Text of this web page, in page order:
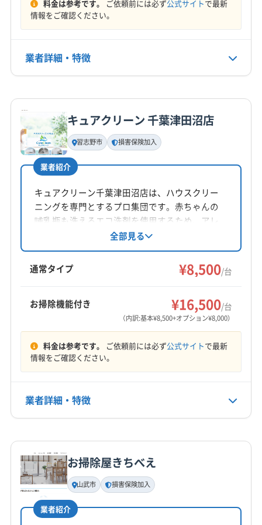
夷隅郡御宿町 夷隅郡大多喜町
印旛郡酒々井町
香取郡神崎町
香取郡多古町
長生郡一宮町
長生郡長生村
定休日
電話番号
公式HP
公式サイトを見る
料金は参考です。 ご依頼前には必ず公式サイトで最新
情報をご確認ください。
業者詳細・特徴
基本情報
代表者名
宮山
所在地
千葉県千葉市中央区
対応地域
印西市 浦安市
佐倉市
四街道市 市原市 市川市 習志野市
松戸市
成田市
千葉市稲毛区
千葉市若葉区
袖ケ浦市
大網白里市
八街市
富里市 木更津市
印旛郡栄町
印旛郡酒々井町
長生郡長南町 長生郡長柄町
8:00〜19:00
定休日
電話番号
公式HP
公式サイトを見る
キュアクリーン 千葉津田沼店
習志野市 損害保険加入
業者紹介
キュアクリーン千葉津田沼店は、ハウスクリー
ニングを専門とするプロ集団です。赤ちゃんの
哺乳瓶も洗えるエコ洗剤を使用するため、アレ
ルギーを持つ方や子供がいる家庭でも安心で
す。エアコンクリーニングでは、3〜3.5MPの高
圧洗浄で熱交換器の奥まで洗浄し、消臭抗菌コ
ートや室外機洗浄などのオプションも用意。ク
全部見る
通常タイプ ¥8,500/台
お掃除機能付き ¥16,500/台
（内訳:基本¥8,500+オプション¥8,000）
料金は参考です。 ご依頼前には必ず公式サイトで最新
情報をご確認ください。
業者詳細・特徴
基本情報
代表者名
高野
所在地
お掃除屋きちべえ
山武市 損害保険加入
業者紹介